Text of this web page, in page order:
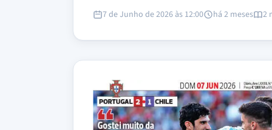
7 de Junho de 2026 às 12:00 há 2 meses 2